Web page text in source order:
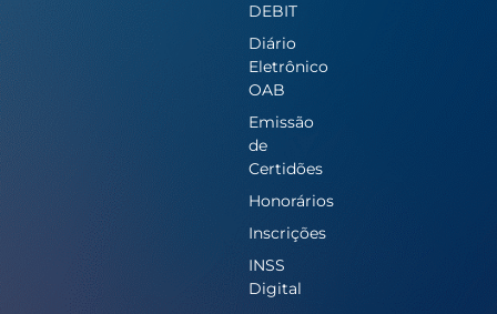
DEBIT
Diário
Eletrônico
OAB
Emissão
de
Certidões
Honorários
Inscrições
INSS
Digital